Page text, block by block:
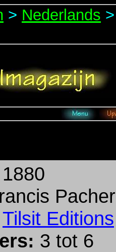
> Nederlands
Tilsit Editions
3 tot 6